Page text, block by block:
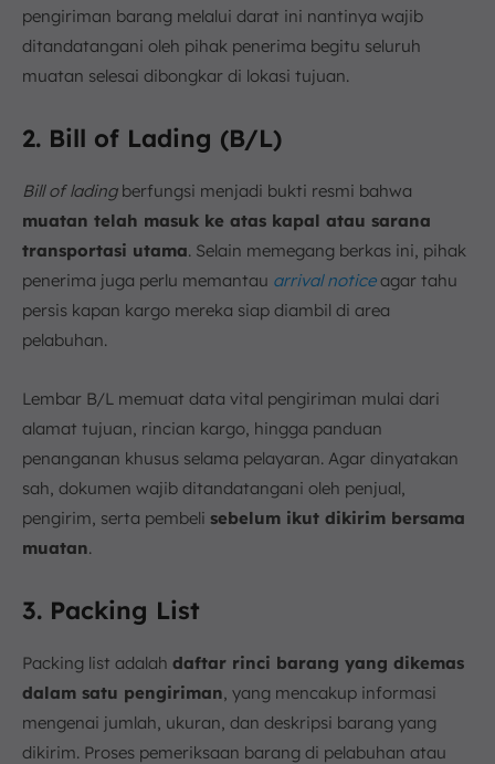
pengiriman barang melalui darat ini nantinya wajib
ditandatangani oleh pihak penerima begitu seluruh
muatan selesai dibongkar di lokasi tujuan.
2. Bill of Lading (B/L)
Bill of ladingberfungsi menjadi bukti resmi bahwa
muatan telah masuk ke atas kapal atau sarana
transportasi utama. Selain memegang berkas ini, pihak
penerima juga perlu memantau arrival noticeagar tahu
persis kapan kargo mereka siap diambil di area
pelabuhan.
Lembar B/L memuat data vital pengiriman mulai dari
alamat tujuan, rincian kargo, hingga panduan
penanganan khusus selama pelayaran. Agar dinyatakan
sah, dokumen wajib ditandatangani oleh penjual,
pengirim, serta pembeli sebelum ikut dikirim bersama
muatan.
3. Packing List
Packing list adalah daftar rinci barang yang dikemas
dalam satu pengiriman, yang mencakup informasi
mengenai jumlah, ukuran, dan deskripsi barang yang
dikirim. Proses pemeriksaan barang di pelabuhan atau